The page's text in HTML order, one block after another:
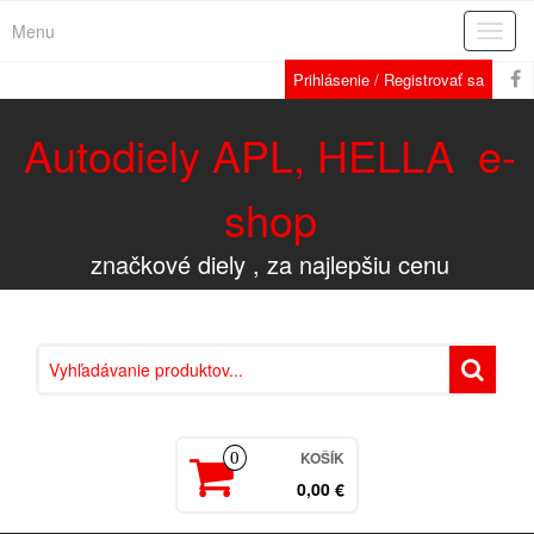
Menu
Prihlásenie / Registrovať sa
Autodiely APL, HELLA e-
shop
značkové diely , za najlepšiu cenu
0 KOŠÍK
0,00 €